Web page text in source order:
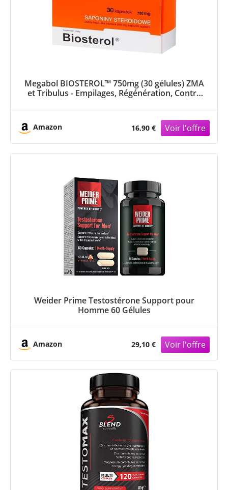
Megabol BIOSTEROL™ 750mg (30 gélules) ZMA
et Tribulus - Empilages, Régénération, Contre
Amazon 16,90 €
Weider Prime Testostérone Support pour
Homme 60 Gélules
Amazon 29,10 €